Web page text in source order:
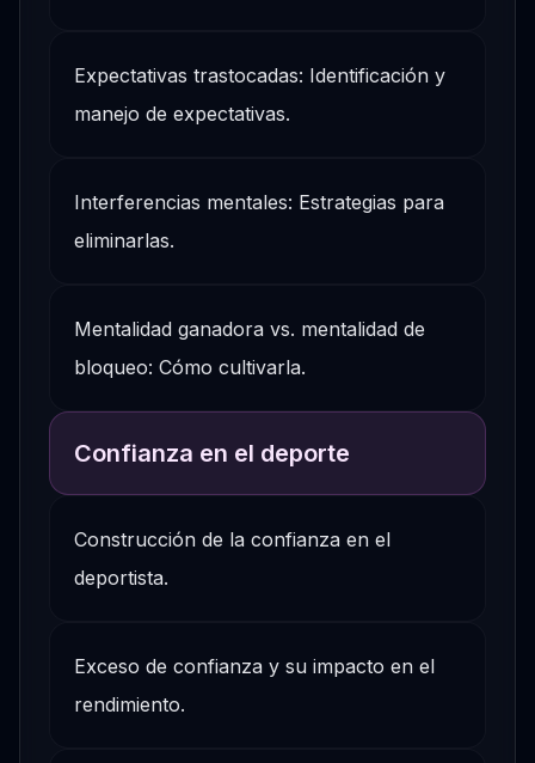
Expectativas trastocadas: Identificación y
manejo de expectativas.
Interferencias mentales: Estrategias para
eliminarlas.
Mentalidad ganadora vs. mentalidad de
bloqueo: Cómo cultivarla.
Confianza en el deporte
Construcción de la confianza en el
deportista.
Exceso de confianza y su impacto en el
rendimiento.